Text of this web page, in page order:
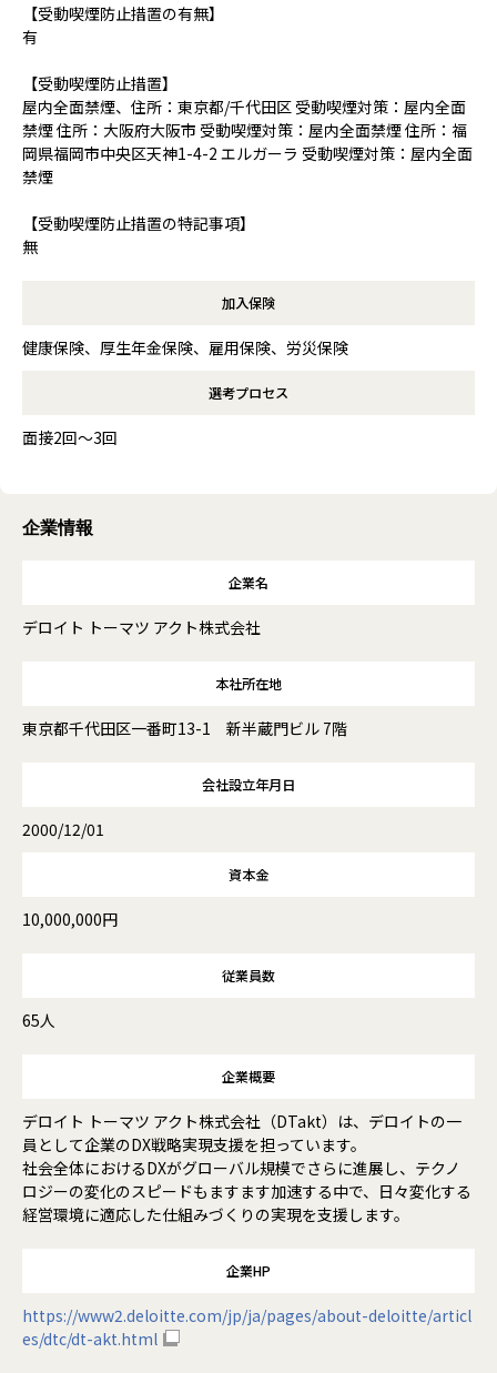
【受動喫煙防止措置の有無】
有
【受動喫煙防止措置】
屋内全面禁煙、住所：東京都/千代田区 受動喫煙対策：屋内全面
禁煙 住所：大阪府大阪市 受動喫煙対策：屋内全面禁煙 住所：福
岡県福岡市中央区天神1-4-2 エルガーラ 受動喫煙対策：屋内全面
禁煙
【受動喫煙防止措置の特記事項】
無
加入保険
健康保険、厚生年金保険、雇用保険、労災保険
選考プロセス
面接2回～3回
企業情報
企業名
デロイト トーマツ アクト株式会社
本社所在地
東京都千代田区一番町13-1 新半蔵門ビル 7階
会社設立年月日
2000/12/01
資本金
10,000,000円
従業員数
65人
企業概要
デロイト トーマツ アクト株式会社（DTakt）は、デロイトの一
員として企業のDX戦略実現支援を担っています。
社会全体におけるDXがグローバル規模でさらに進展し、テクノ
ロジーの変化のスピードもますます加速する中で、日々変化する
経営環境に適応した仕組みづくりの実現を支援します。
企業HP
https://www2.deloitte.com/jp/ja/pages/about-deloitte/articl
es/dtc/dt-akt.html